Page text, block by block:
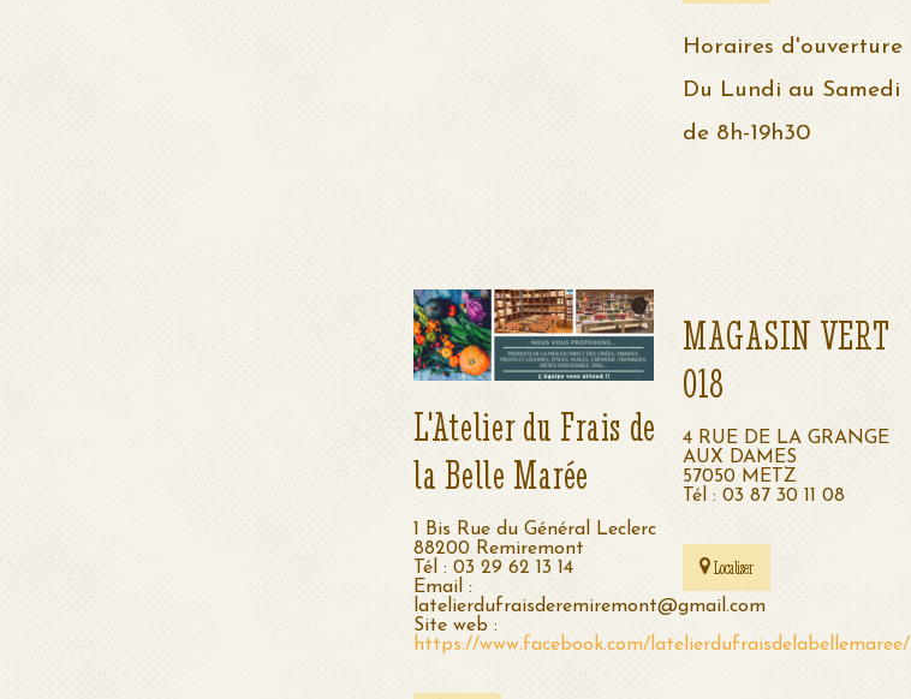
Horaires d'ouverture
Du Lundi au Samedi
de 8h-19h30
L'Atelier du Frais de
la Belle Marée
1 Bis Rue du Général Leclerc
88200 Remiremont
Tél : 03 29 62 13 14
Email :
latelierdufraisderemiremont@gmail.com
Site web :
https://www.facebook.com/latelierdufraisdelabellemaree/
MAGASIN VERT
018
4 RUE DE LA GRANGE
AUX DAMES
57050 METZ
Tél : 03 87 30 11 08
Localiser